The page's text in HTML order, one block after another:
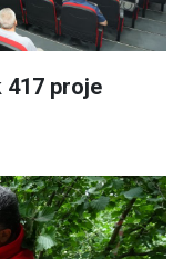
417 proje